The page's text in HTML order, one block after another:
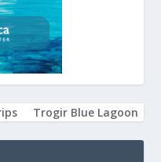
Trogir Blue Lagoon